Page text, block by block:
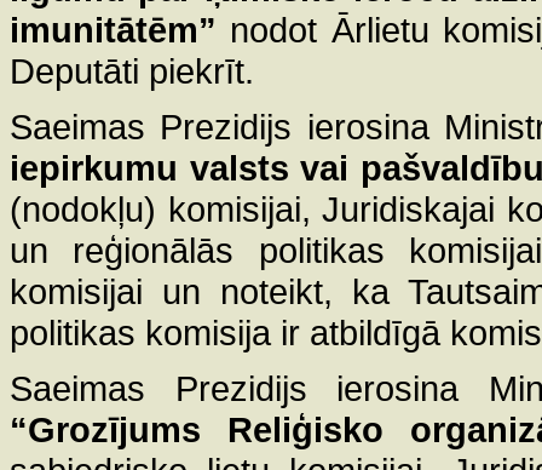
imunitātēm” nodot Ārlietu
Deputāti piekrīt.
Saeimas Prezidijs ierosina
iepirkumu valsts vai
(nodokļu) komisijai, Juridiskajai
un reģionālās politikas
komisijai un noteikt, ka
politikas komisija ir atbildīgā
Saeimas Prezidijs ierosina
“Grozījums Reliģisko